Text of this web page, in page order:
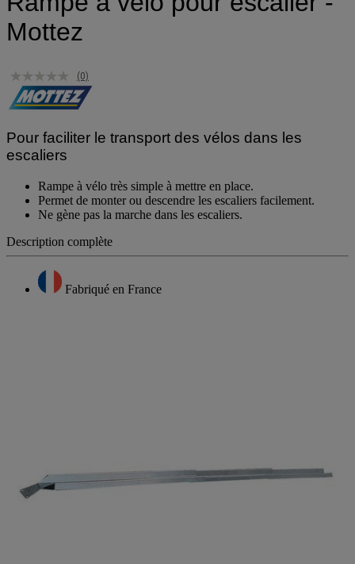
Rampe à vélo pour escalier -
Mottez
(0)
Pour faciliter le transport des vélos dans les
Rampe à vélo très simple à mettre en place.
Permet de monter ou descendre les escaliers facilement.
Description complète